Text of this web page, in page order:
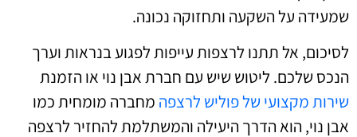
שמעידה על השקעה ותחזוקה נכונה.
לסיכום, אל תתנו לרצפות עייפות לפגוע בנראות וערך
הנכס שלכם. ליטוש שיש עם חברת אבן נוי או הזמנת
שירות מקצועי של פוליש לרצפה מחברה מומחית כמו
אבן נוי, הוא הדרך היעילה והמשתלמת להחזיר לרצפה